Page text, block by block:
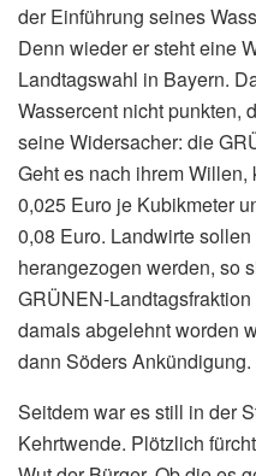
der Einführung seines
Denn wieder er steht eine
Landtagswahl in Bayern.
Wassercent nicht punkten,
seine Widersacher: die
Geht es nach ihrem
0,025 Euro je Kubikmeter
0,08 Euro. Landwirte
herangezogen werden, so
GRÜNEN-
damals abgelehnt worden
dann Söders Ankündigung.
Seitdem war es still in der
Kehrtwende. Plötzlich